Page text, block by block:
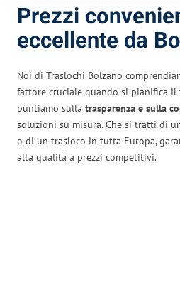
Prezzi
eccellente da
Noi di Traslochi Bolzano
fattore cruciale quando si pianifica il
puntiamo sulla trasparenza e sulla
soluzioni su misura. Che si tratti di
o di un trasloco in tutta Europa,
alta qualità a prezzi competitivi.